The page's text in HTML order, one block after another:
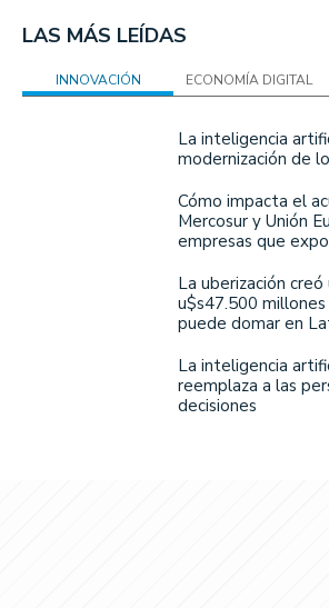
LAS MÁS LEÍDAS
INNOVACIÓN ECONOMÍA DIGITAL
La inteligencia
modernización de
Cómo impacta el
Mercosur y Unión
empresas que
La uberización
u$s47.500
puede domar en
La inteligencia
reemplaza a las
decisiones